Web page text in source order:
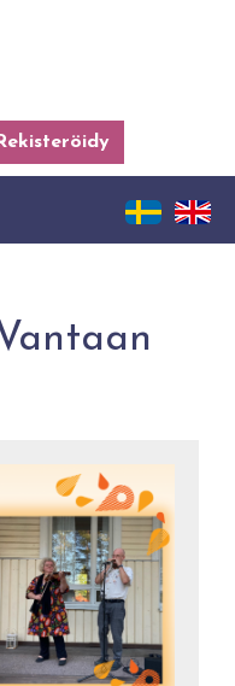
Rekisteröidy